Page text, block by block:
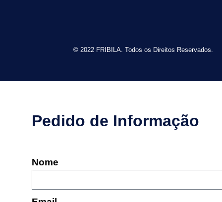
© 2022 FRIBILA. Todos os Direitos Reservados.
Pedido de Informação
Nome